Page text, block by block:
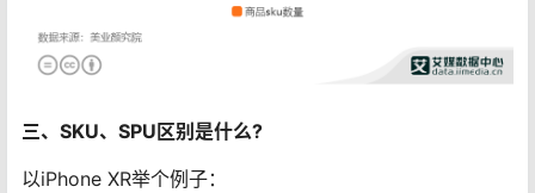
三、SKU、SPU区别是什么?
以iPhone XR举个例子：